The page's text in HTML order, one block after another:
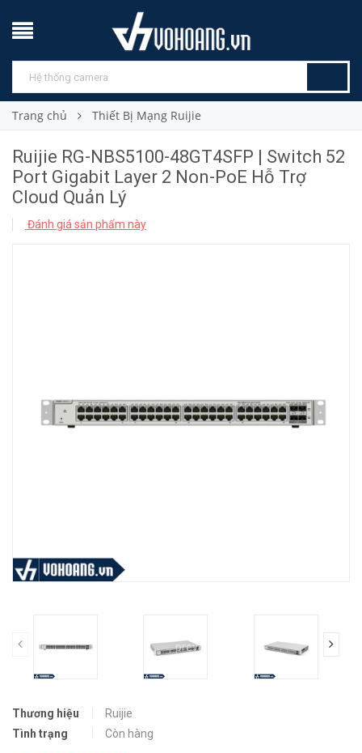
Trang chủ Thiết Bị Mạng Ruijie
Ruijie RG-NBS5100-48GT4SFP | Switch 52
Port Gigabit Layer 2 Non-PoE Hỗ Trợ
Cloud Quản Lý
Đánh giá sản phẩm này
prev
Thương hiệu
Ruijie
Tình trạng
Còn hàng